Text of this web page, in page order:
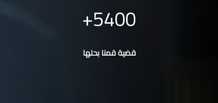
5400
قضية قمنا بحلها